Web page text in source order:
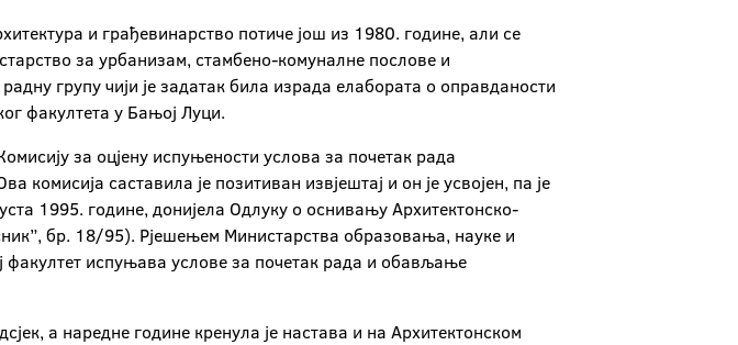
и грађевинарство потиче још из 1980. године, али се
за урбанизам, стамбено-комуналне послове и
групу чији је задатак била израда елабората о оправданости
факултета у Бањој Луци.
за оцјену испуњености услова за почетак рада
саставила је позитиван извјештај и он је усвојен, па је
1995. године, донијела Одлуку о оснивању Архитектонско-
бр. 18/95). Рјешењем Министарства образовања, науке и
факултет испуњава услове за почетак рада и обављање
а наредне године кренула је настава и на Архитектонском